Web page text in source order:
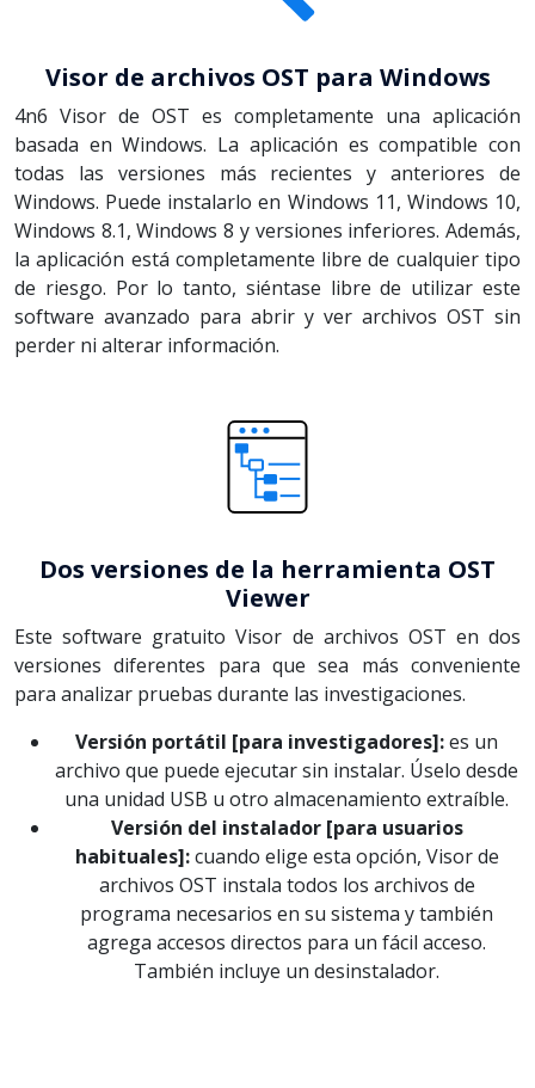
Visor de archivos OST para Windows
4n6 Visor de OST es completamente una aplicación
basada en Windows. La aplicación es compatible con
todas las versiones más recientes y anteriores de
Windows. Puede instalarlo en Windows 11, Windows 10,
Windows 8.1, Windows 8 y versiones inferiores. Además,
la aplicación está completamente libre de cualquier tipo
de riesgo. Por lo tanto, siéntase libre de utilizar este
software avanzado para abrir y ver archivos OST sin
perder ni alterar información.
Dos versiones de la herramienta OST
Viewer
Este software gratuito Visor de archivos OST en dos
versiones diferentes para que sea más conveniente
para analizar pruebas durante las investigaciones.
Versión portátil [para investigadores]:es un
archivo que puede ejecutar sin instalar. Úselo desde
una unidad USB u otro almacenamiento extraíble.
Versión del instalador [para usuarios
habituales]:cuando elige esta opción, Visor de
archivos OST instala todos los archivos de
programa necesarios en su sistema y también
agrega accesos directos para un fácil acceso.
También incluye un desinstalador.